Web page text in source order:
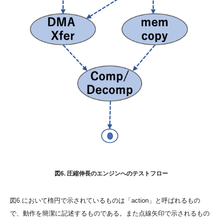
図6. 圧縮伸長のエンジンへのテストフロー
図6.において楕円で示されているものは「action」と呼ばれるもの
で、動作を簡潔に記述するものである。また点線矢印で示されるもの